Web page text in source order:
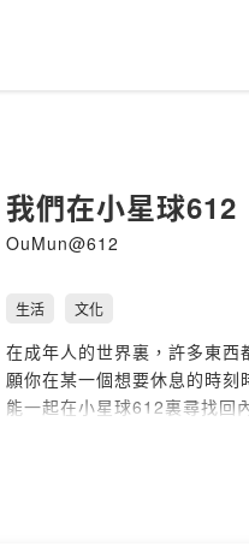
我們在小星球612
OuMun@612
生活 文化
在成年人的世界裏，許多東西
願你在某一個想要休息的時刻
能一起在小星球612裏尋找回